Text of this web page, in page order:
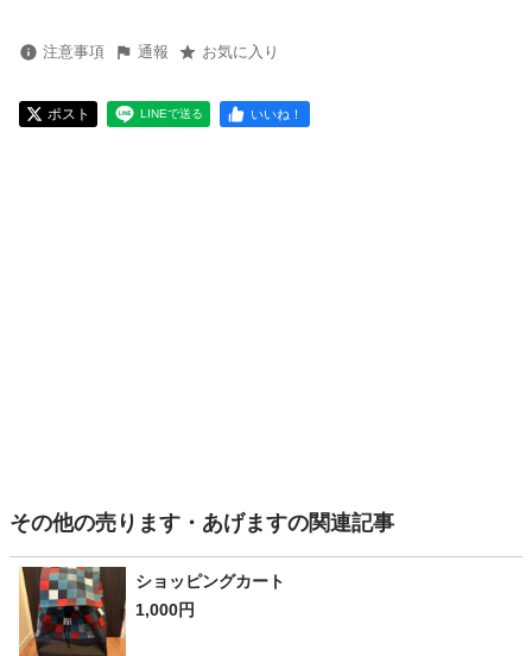
注意事項 通報 お気に入り
ポスト LINEで送る いいね！
その他の売ります・あげますの関連記事
ショッピングカート
1,000円